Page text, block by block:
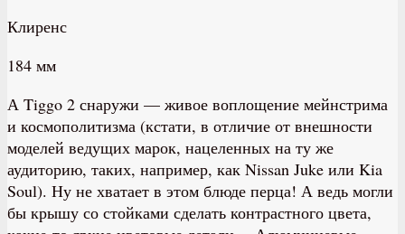
Клиренс
184 мм
А Tiggo 2 снаружи — живое воплощение мейнстрима
и космополитизма (кстати, в отличие от внешности
моделей ведущих марок, нацеленных на ту же
аудиторию, таких, например, как Nissan Juke или Kia
Soul). Ну не хватает в этом блюде перца! А ведь могли
бы крышу со стойками сделать контрастного цвета,